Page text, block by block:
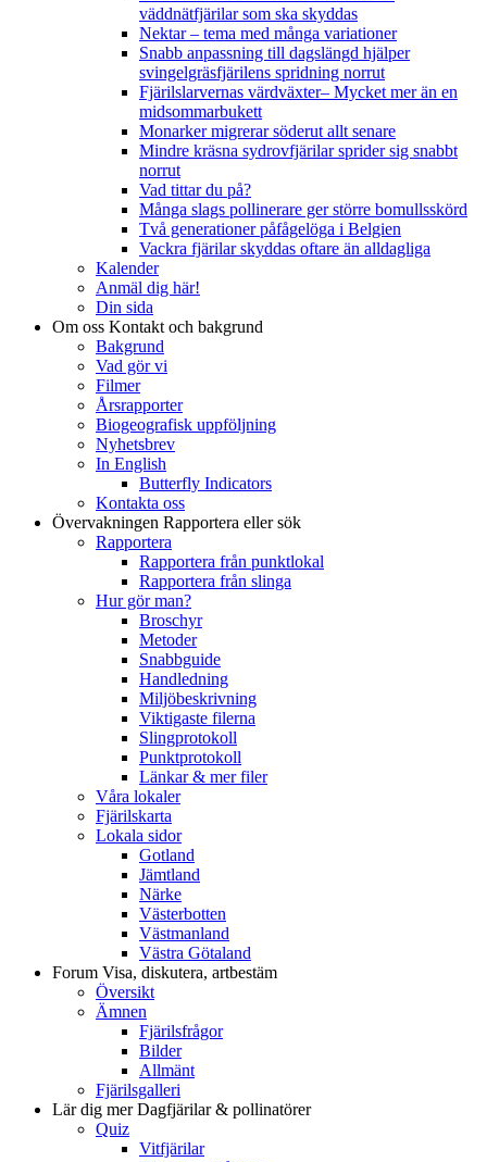
väddnätfjärilar som ska skyddas
Nektar – tema med många variationer
Snabb anpassning till dagslängd hjälper
svingelgräsfjärilens spridning norrut
Fjärilslarvernas värdväxter– Mycket mer än en
midsommarbukett
Monarker migrerar söderut allt senare
Mindre kräsna sydrovfjärilar sprider sig snabbt
norrut
Vad tittar du på?
Många slags pollinerare ger större bomullsskörd
Två generationer påfågelöga i Belgien
Vackra fjärilar skyddas oftare än alldagliga
Kalender
Anmäl dig här!
Din sida
Om oss Kontakt och bakgrund
Bakgrund
Vad gör vi
Filmer
Årsrapporter
Biogeografisk uppföljning
Nyhetsbrev
In English
Butterfly Indicators
Kontakta oss
Övervakningen Rapportera eller sök
Rapportera
Rapportera från punktlokal
Rapportera från slinga
Hur gör man?
Broschyr
Metoder
Snabbguide
Handledning
Miljöbeskrivning
Viktigaste filerna
Slingprotokoll
Punktprotokoll
Länkar & mer filer
Våra lokaler
Fjärilskarta
Lokala sidor
Gotland
Jämtland
Närke
Västerbotten
Västmanland
Västra Götaland
Forum Visa, diskutera, artbestäm
Översikt
Ämnen
Fjärilsfrågor
Bilder
Allmänt
Fjärilsgalleri
Lär dig merDagfjärilar & pollinatörer
Quiz
Vitfjärilar